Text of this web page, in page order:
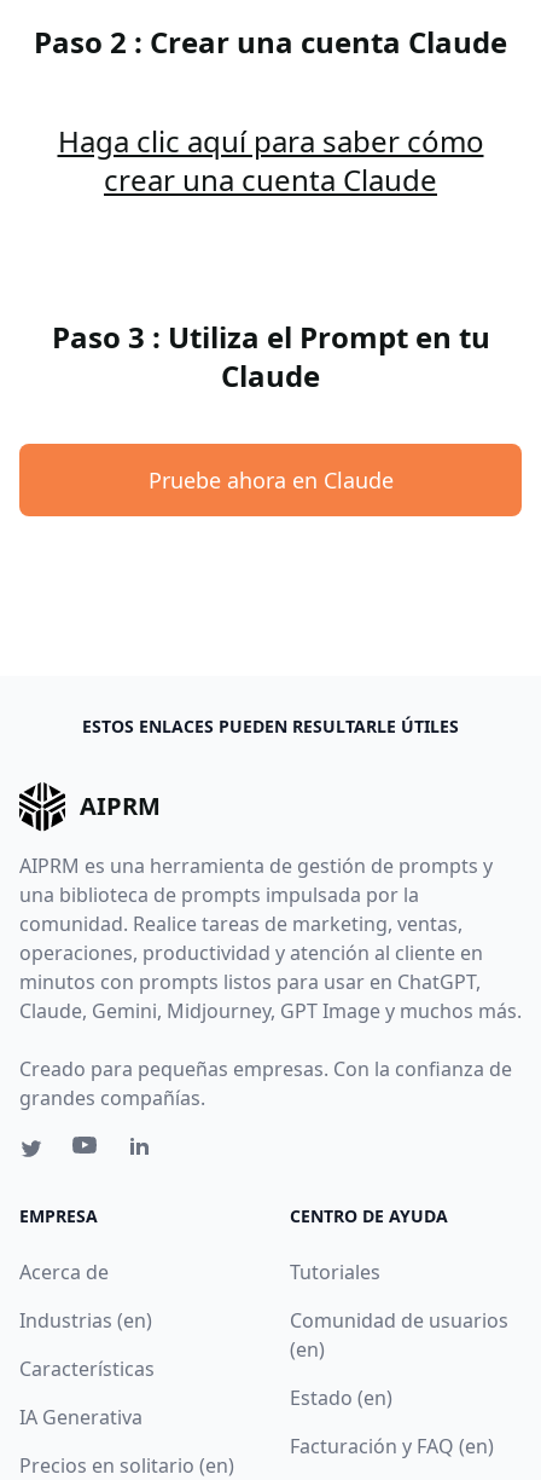
Paso 2 : Crear una cuenta Claude
Haga clic aquí para saber cómo
crear una cuenta Claude
Paso 3 : Utiliza el Prompt en tu
Claude
Pruebe ahora en Claude
ESTOS ENLACES PUEDEN RESULTARLE ÚTILES
AIPRM
AIPRM es una herramienta de gestión de prompts y
una biblioteca de prompts impulsada por la
comunidad. Realice tareas de marketing, ventas,
operaciones, productividad y atención al cliente en
minutos con prompts listos para usar en ChatGPT,
Claude, Gemini, Midjourney, GPT Image y muchos más.
Creado para pequeñas empresas. Con la confianza de
grandes compañías.
EMPRESA
Acerca de
Industrias (en)
Características
IA Generativa
Precios en solitario (en)
CENTRO DE AYUDA
Tutoriales
Comunidad de usuarios
(en)
Estado (en)
Facturación y FAQ (en)